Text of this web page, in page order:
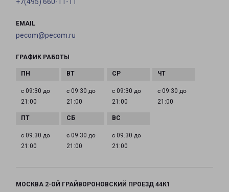
+7(495) 660-11-11
EMAIL
pecom@pecom.ru
ГРАФИК РАБОТЫ
с 09:30 до
21:00
с 09:30 до
21:00
с 09:30 до
21:00
с 09:30 до
21:00
с 09:30 до
21:00
с 09:30 до
21:00
с 09:30 до
21:00
МОСКВА 2-ОЙ ГРАЙВОРОНОВСКИЙ ПРОЕЗД 44К1